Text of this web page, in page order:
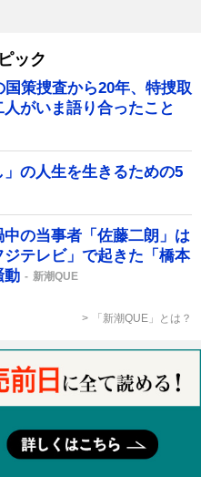
ック
策捜査から20年、特捜取
がいま語り合ったこと
の人生を生きるための5
中の当事者「佐藤二朗」は
テレビ」で起きた「橋本
動
新潮QUE
「新潮QUE」とは？